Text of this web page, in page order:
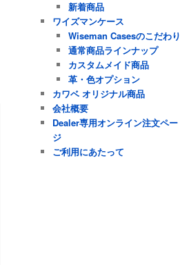
新着商品
ワイズマンケース
Wiseman Casesのこだわり
通常商品ラインナップ
カスタムメイド商品
革・色オプション
カワベ オリジナル商品
会社概要
Dealer専用オンライン注文ペー
ジ
ご利用にあたって